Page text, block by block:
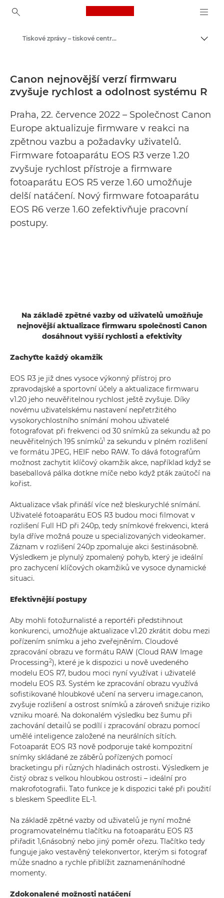
Canon Logo, back to
Tiskové centrum
Tiskové zprávy – tiskové centrum Canon
Canon nejnovější verzí firmwaru
zvyšuje rychlost a odolnost systému R
Praha, 22. července 2022 – Společnost Canon
Europe aktualizuje firmware v reakci na
zpětnou vazbu a požadavky uživatelů.
Firmware fotoaparátu EOS R3 verze 1.20
zvyšuje rychlost přístroje a firmware
fotoaparátu EOS R5 verze 1.60 umožňuje
delší natáčení. Nový firmware fotoaparátu
EOS R6 verze 1.60 zefektivňuje pracovní
postupy.
Na základě zpětné vazby od uživatelů umožňuje
nejnovější aktualizace firmwaru společnosti Canon
dosáhnout vyšší rychlosti a efektivity
Zachyťte každý okamžik
EOS R3 je již dnes vysoce výkonný přístroj pro
zpravodajské a sportovní účely a aktualizace firmwaru
v1.20 jeho neuvěřitelnou rychlost ještě zvyšuje. Díky
novému uživatelskému nastavení nepřetržitého
vysokorychlostního snímání mohou uživatelé
fotografovat při frekvenci od 30 snímků za sekundu až po
neuvěřitelných 195 snímků1 za sekundu v plném rozlišení
ve formátu JPEG, HEIF nebo RAW. To dává fotografům
možnost zachytit klíčový okamžik akce, například když se
baseballová pálka dotkne míče nebo když pták zaútočí na
kořist.
Aktualizace však přináší více než bleskurychlé snímání.
Uživatelé fotoaparátu EOS R3 budou moci filmovat v
rozlišení Full HD při 240p, tedy snímkové frekvenci, která
byla dříve možná pouze u specializovaných videokamer.
Záznam v rozlišení 240p zpomaluje akci šestinásobně.
Výsledkem je plynulý zpomalený pohyb, který je ideální
pro zachycení klíčových okamžiků ve vysoce dynamické
situaci.
Efektivnější postupy
Aby mohli fotožurnalisté a reportéři předstihnout
konkurenci, umožňuje aktualizace v1.20 zkrátit dobu mezi
pořízením snímku a jeho zveřejněním. Cloudové
zpracování obrazu ve formátu RAW (Cloud RAW Image
Processing2), které je k dispozici u nově uvedeného
modelu EOS R7, budou moci nyní využívat i uživatelé
modelu EOS R3. Systém ke zpracování obrazu využívá
sofistikované hloubkové učení na serveru image.canon,
zvyšuje rozlišení a ostrost snímků a zároveň snižuje riziko
vzniku moaré. Na dokonalém výsledku bez šumu při
zachování detailů se podílí i zpracování obrazu pomocí
umělé inteligence založené na neurálních sítích.
Fotoaparát EOS R3 nově podporuje také kompozitní
snímky skládané ze záběrů pořízených pomocí
bracketingu při různých hladinách ostrosti. Výsledkem je
čistý obraz s velkou hloubkou ostrosti – ideální pro
makrofotografii. Tato funkce je k dispozici také při použití
s bleskem Speedlite EL-1.
Na základě zpětné vazby od uživatelů je nyní možné
programovatelnému tlačítku na fotoaparátu EOS R3
přiřadit 1,6násobný nebo jiný poměr ořezu. Tlačítko tedy
funguje jako vestavěný telekonvertor, kterým si fotograf
může snadno a rychle přiblížit zaznamenáníhodné
momenty.
Zdokonalené možnosti natáčení